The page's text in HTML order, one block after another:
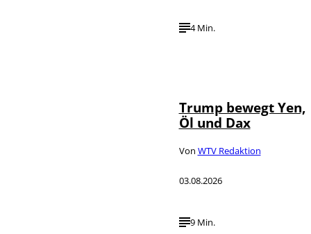
4 Min.
Trump bewegt Yen,
Öl und Dax
Von WTV Redaktion
03.08.2026
9 Min.